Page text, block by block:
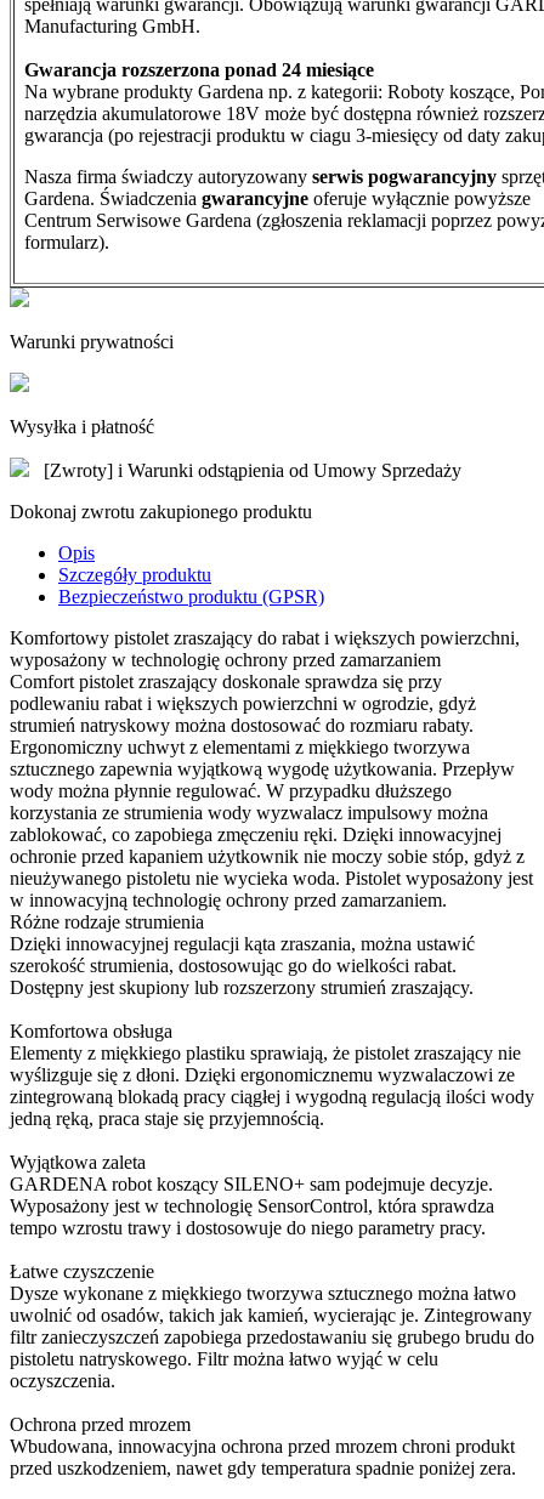
Manufacturing GmbH.
Gwarancja rozszerzona ponad 24 miesiące
Na wybrane produkty Gardena np. z kategorii: Roboty koszące,
narzędzia akumulatorowe 18V może być dostępna również
gwarancja (po rejestracji produktu w ciagu 3-miesięcy od daty
Nasza firma świadczy autoryzowany serwis pogwarancyjny
Gardena. Świadczenia gwarancyjne oferuje wyłącznie powyższe
Centrum Serwisowe Gardena (zgłoszenia reklamacji poprzez
formularz).
Warunki prywatności
Wysyłka i płatność
[Zwroty] i Warunki odstąpienia od Umowy Sprzedaży
Dokonaj zwrotu zakupionego produktu
Opis
Szczegóły produktu
Bezpieczeństwo produktu (GPSR)
Komfortowy pistolet zraszający do rabat i większych powierzchni,
wyposażony w technologię ochrony przed zamarzaniem
Comfort pistolet zraszający doskonale sprawdza się przy
podlewaniu rabat i większych powierzchni w ogrodzie, gdyż
strumień natryskowy można dostosować do rozmiaru rabaty.
Ergonomiczny uchwyt z elementami z miękkiego tworzywa
sztucznego zapewnia wyjątkową wygodę użytkowania. Przepływ
wody można płynnie regulować. W przypadku dłuższego
korzystania ze strumienia wody wyzwalacz impulsowy można
zablokować, co zapobiega zmęczeniu ręki. Dzięki innowacyjnej
ochronie przed kapaniem użytkownik nie moczy sobie stóp, gdyż z
nieużywanego pistoletu nie wycieka woda. Pistolet wyposażony jest
w innowacyjną technologię ochrony przed zamarzaniem.
Różne rodzaje strumienia
Dzięki innowacyjnej regulacji kąta zraszania, można ustawić
szerokość strumienia, dostosowując go do wielkości rabat.
Dostępny jest skupiony lub rozszerzony strumień zraszający.
Komfortowa obsługa
Elementy z miękkiego plastiku sprawiają, że pistolet zraszający nie
wyślizguje się z dłoni. Dzięki ergonomicznemu wyzwalaczowi ze
zintegrowaną blokadą pracy ciągłej i wygodną regulacją ilości wody
jedną ręką, praca staje się przyjemnością.
Wyjątkowa zaleta
GARDENA robot koszący SILENO+ sam podejmuje decyzje.
Wyposażony jest w technologię SensorControl, która sprawdza
tempo wzrostu trawy i dostosowuje do niego parametry pracy.
Łatwe czyszczenie
Dysze wykonane z miękkiego tworzywa sztucznego można łatwo
uwolnić od osadów, takich jak kamień, wycierając je. Zintegrowany
filtr zanieczyszczeń zapobiega przedostawaniu się grubego brudu do
pistoletu natryskowego. Filtr można łatwo wyjąć w celu
oczyszczenia.
Ochrona przed mrozem
Wbudowana, innowacyjna ochrona przed mrozem chroni produkt
przed uszkodzeniem, nawet gdy temperatura spadnie poniżej zera.